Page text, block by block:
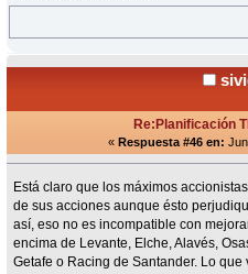
Re:Planificación
« Respuesta #46 en:
Está claro que los máximos
de sus acciones aunque ésto
así, eso no es incompatible con
encima de Levante, Elche, Alavés,
Getafe o Racing de Santander. Lo